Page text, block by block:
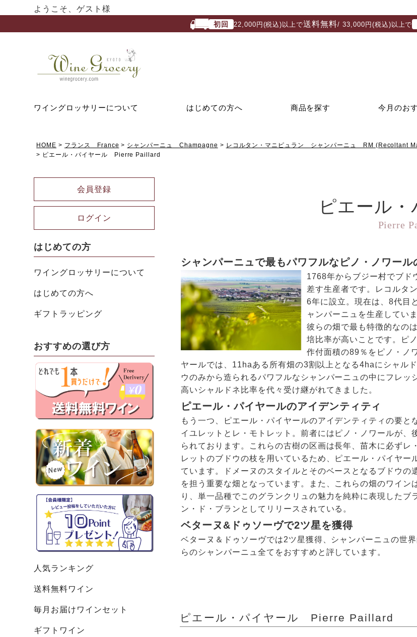
ようこそ、ゲスト様
初回 22,000円(税込)以上で送料無料/ 33,000円(税込)以上で
ワイングロッサリーについて はじめての方へ 商品を探す 今月のお
HOME フランス France シャンパーニュ Champagne レコルタン・マニピュラン シャンパーニュ RM (Recoltant
ピエール・パイヤール Pierre Paillard
会員登録
ログイン
はじめての方
ワイングロッサリーについて
はじめての方へ
ギフトラッピング
おすすめの選び方
人気ランキング
送料無料ワイン
毎月お届けワインセット
ギフトワイン
ピエール
Pierre
シャンパーニュで最もパワフルなピノ・ノワー
1768年からブジー村でブド
差す生産者です。レコルタ
6年に設立。現在は、8代目
ャンパーニュを生産していま
彼らの畑で最も特徴的なの
培比率が高いことです。ピ
作付面積の89％をピノ・ノ
ヤールでは、11haある所有畑の3割以上となる4haにシャル
ウのみから造られるパワフルなシャンパーニュの中にフレ
高いシャルドネ比率を代々受け継がれてきました。
ピエール・パイヤールのアイデンティティ
もう一つ、ピエール・パイヤールのアイデンティティの要と
イユレットとレ・モトレット。前者にはピノ・ノワールが、
られております。これらの古樹の区画は長年、苗木に必ずレ
レットのブドウの枝を用いているため、ピエール・パイヤー
ています。ドメーヌのスタイルとそのベースとなるブドウの
を担う重要な畑となっています。また、これらの畑のワイン
り、単一品種でこのグランクリュの魅力を純粋に表現したブ
ン・ド・ブランとしてリリースされている。
ベターヌ&ドゥソーヴで2ツ星を獲得
ベターヌ＆ドゥソーヴでは2ツ星獲得、シャンパーニュの世
らのシャンパーニュ全てをおすすめと評しています。
ピエール・パイヤール Pierre Paillard